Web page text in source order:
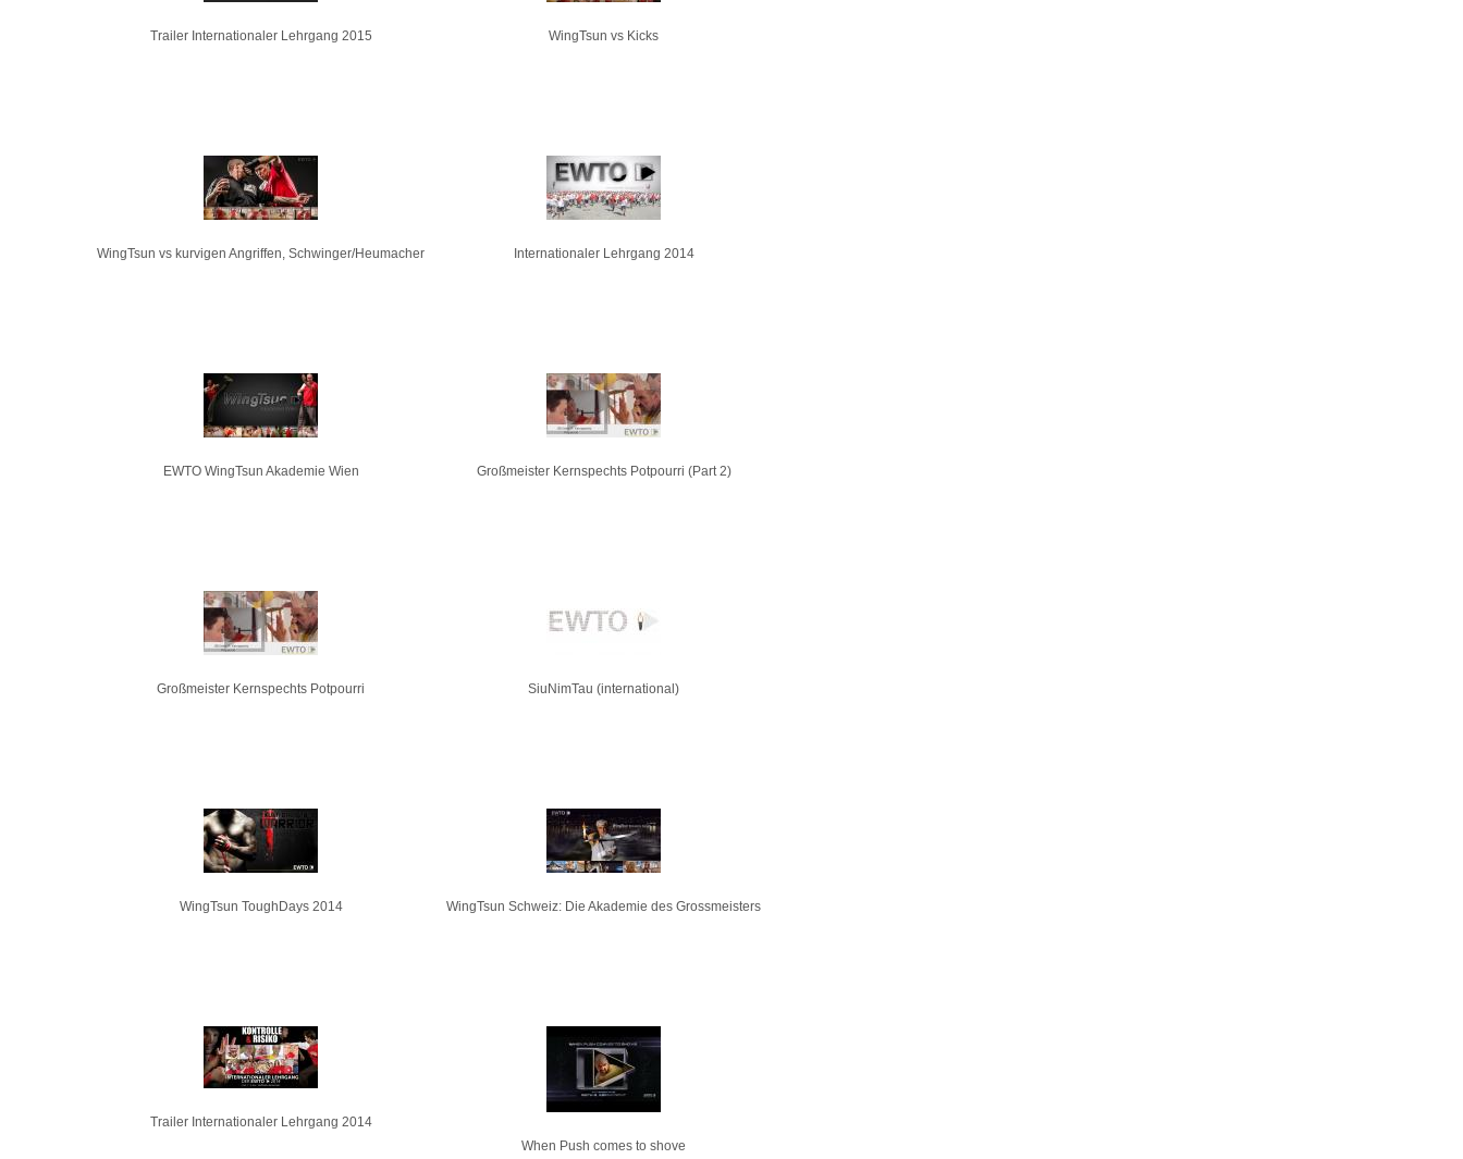
Trailer Internationaler Lehrgang 2015 WingTsun vs Kicks
WingTsun vs kurvigen Angriffen, Schwinger/Heumacher Internationaler Lehrgang 2014
EWTO WingTsun Akademie Wien Großmeister Kernspechts Potpourri (Part 2)
Großmeister Kernspechts Potpourri SiuNimTau (international)
WingTsun ToughDays 2014 WingTsun Schweiz: Die Akademie des Grossmeisters
Trailer Internationaler Lehrgang 2014
When Push comes to shove